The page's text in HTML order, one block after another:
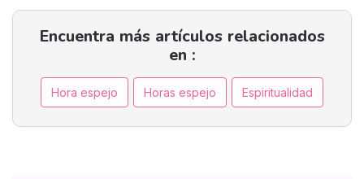
Encuentra más artículos relacionados
en :
Hora espejo Horas espejo Espiritualidad